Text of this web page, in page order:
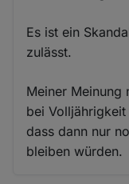
Es ist ein
zulässt.
Meiner Meinung
bei
dass dann nur
bleiben würden.